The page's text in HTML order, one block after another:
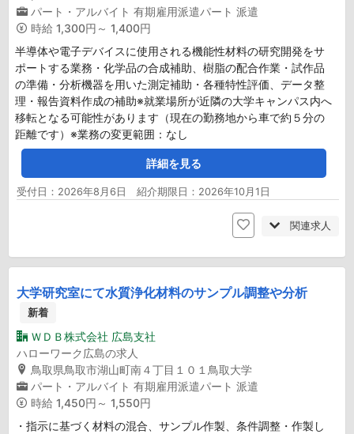
パート・アルバイト 有期雇用派遣パート 派遣
時給 1,300円～ 1,400円
半導体や電子デバイスに使用される機能性材料の研究開発をサ
ポートする業務・化学品の合成補助、樹脂の配合作業・試作品
の準備・分析機器を用いた測定補助・各種特性評価、データ整
理・報告資料作成の補助※就業場所が近隣の大学キャンパス内へ
移転となる可能性があります（現在の勤務地から車で約５分の
距離です）※業務の変更範囲：なし
詳細を見る
受付日：2026年8月6日 紹介期限日：2026年10月1日
関連求人
大学研究室にて水質浄化材料のサンプル調整や分析
新着
ＷＤＢ株式会社 広島支社
ハローワーク広島の求人
鳥取県鳥取市湖山町南４丁目１０１鳥取大学
パート・アルバイト 有期雇用派遣パート 派遣
時給 1,450円～ 1,550円
・指示に基づく材料の混合、サンプル作製、条件調整・作製し